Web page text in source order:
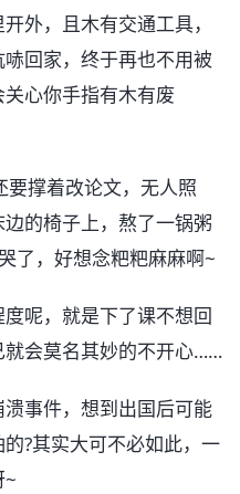
，且木有交通工具，
回家，终于再也不用被
心你手指有木有废
撑着改论文，无人照
的椅子上，熬了一锅粥
了，好想念粑粑麻麻啊~
呢，就是下了课不想回
就会莫名其妙的不开心……
事件，想到出国后可能
?其实大可不必如此，一
~